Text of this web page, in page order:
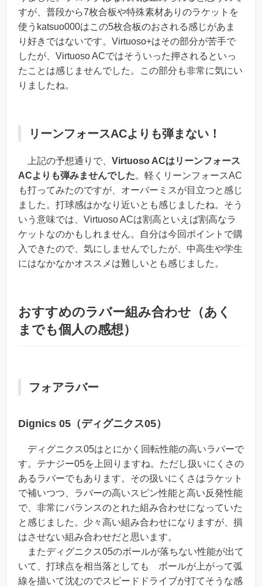
すが、普段から7枚合板や特殊素材ありのラケットを
使うkatsuo000はこの5枚合板のおされる感じがあま
り好きではないです。Virtuoso+はその部分が苦手で
したが、Virtuoso ACではそういった押されるといっ
たことは感じませんでした。この部分も非常に気にい
りましたね。
リーンフォースACよりも弾まない！
上記の予想通りで、 Virtuoso ACはリーンフォース
ACよりも弾みませんでした。軽くリーンフォースAC
も打ってみたのですが、オーバーミスが目立つと感じ
ました。打球感はかなり近いとも感じましたね。そう
いう意味では、Virtuoso ACは割高といえば割高なラ
ケットなのかもしれません。自分は今回ポイントで購
入できたので、気にしませんでしたが、中高生や学生
にはなかなかオススメは難しいとも感じました。
おすすめのラバー組み合わせ（あく
までも個人の感想）
フォアラバー
Dignics 05（ディグニクス05）
ディグニクス05はとにかく回転性能の高いラバーで
す。テナジー05を上回りますね。ただし扱いにくさの
あるラバーでもあります。その扱いにくさはラケット
で補いつつ、ラバーの高いスピン性能と高い反発性能
で、非常にバランスのとれた組み合わせになっていた
と感じました。少々高い組み合わせになりますが、損
はさせない組み合わせだと思います。
またディグニクス05のボールが落ちない性能が出て
いて、打球点を相当落としても ボールが上がって弧
線を描いて沈むのでスピードドライブが打てそうな感